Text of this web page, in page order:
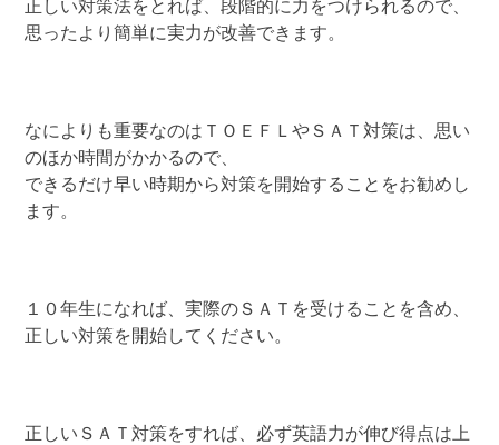
正しい対策法をとれば、段階的に力をつけられるので、
思ったより簡単に実力が改善できます。
なによりも重要なのはＴＯＥＦＬやＳＡＴ対策は、思い
のほか時間がかかるので、
できるだけ早い時期から対策を開始することをお勧めし
ます。
１０年生になれば、実際のＳＡＴを受けることを含め、
正しい対策を開始してください。
正しいＳＡＴ対策をすれば、必ず英語力が伸び得点は上